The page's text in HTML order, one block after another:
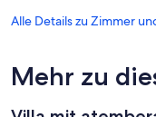
Alle Details zu Zimmer
Mehr zu